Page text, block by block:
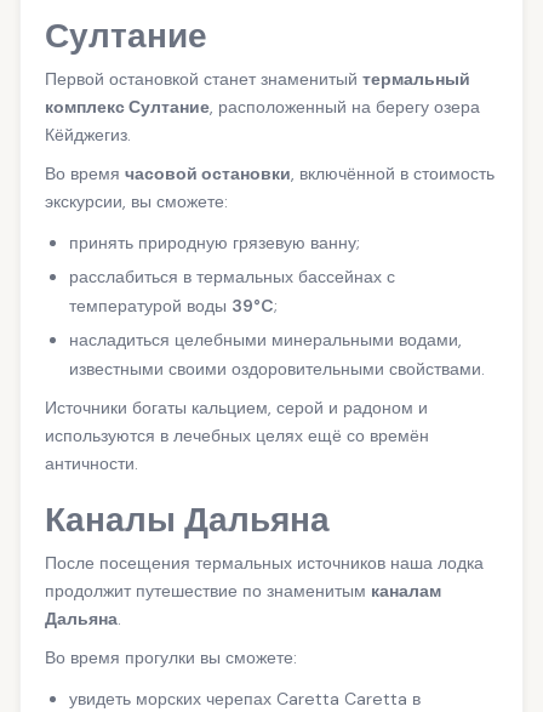
Султание
Первой остановкой станет знаменитый термальный
комплекс Султание , расположенный на берегу озера
Кёйджегиз.
Во время часовой остановки, включённой в стоимость
экскурсии, вы сможете:
принять природную грязевую ванну;
расслабиться в термальных бассейнах с
температурой воды 39°C;
насладиться целебными минеральными водами,
известными своими оздоровительными свойствами.
Источники богаты кальцием, серой и радоном и
используются в лечебных целях ещё со времён
античности.
Каналы Дальяна
После посещения термальных источников наша лодка
продолжит путешествие по знаменитым каналам
Дальяна.
Во время прогулки вы сможете:
увидеть морских черепах Caretta Caretta в